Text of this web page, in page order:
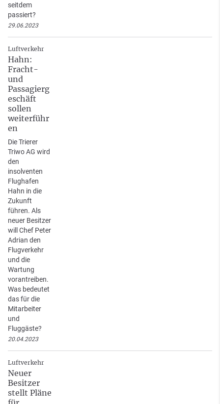
seitdem
passiert?
29.06.2023
Luftverkehr
Hahn:
Fracht-
und
Passagierg
eschäft
sollen
weiterführ
en
Die Trierer
Triwo AG wird
den
insolventen
Flughafen
Hahn in die
Zukunft
führen. Als
neuer Besitzer
will Chef Peter
Adrian den
Flugverkehr
und die
Wartung
vorantreiben.
Was bedeutet
das für die
Mitarbeiter
und
Fluggäste?
20.04.2023
Luftverkehr
Neuer
Besitzer
stellt Pläne